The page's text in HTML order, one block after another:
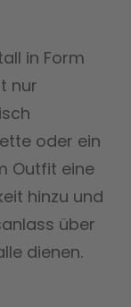
in Form
nur
oder ein
Outfit eine
hinzu und
über
dienen.